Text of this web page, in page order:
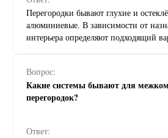
Перегородки бывают глухие и
алюминиевые. В зависимости от
интерьера определяют подходящий
Вопрос:
Какие системы бывают для
перегородок?
Ответ: